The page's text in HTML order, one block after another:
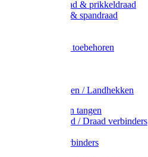
Metaal draad & prikkeldraad
Binddraad & spandraad
Afrasternet toebehoren
Weidehekken / Landhekken
Spanners en tangen
Lint / Koord / Draad verbinders
Litzclip verbinders